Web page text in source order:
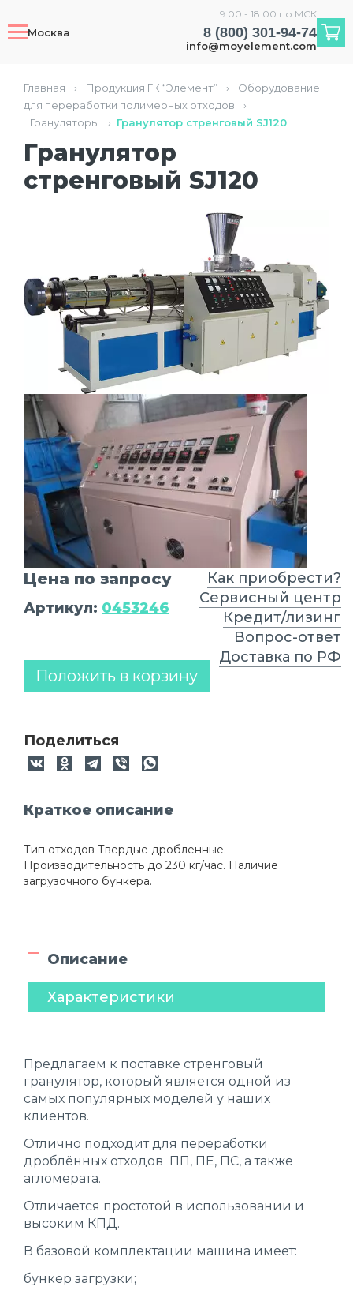
Москва
9:00 - 18:00 по МСК
8 (800) 301-94-74
info@moyelement.com
Главная › Продукция ГК “Элемент” ›
Оборудование
для переработки полимерных отходов
›
Грануляторы
› Гранулятор стренговый SJ120
Гранулятор
стренговый SJ120
Цена по запросу
Артикул: 0453246
Положить в корзину
Поделиться
Краткое описание
Тип отходов Твердые дробленные.
Производительность до 230 кг/час. Наличие
загрузочного бункера.
Как приобрести?
Сервисный центр
Кредит/лизинг
Вопрос-ответ
Доставка по РФ
Описание
Характеристики
Предлагаем к поставке стренговый
гранулятор, который является одной из
самых популярных моделей у наших
клиентов.
Отлично подходит для переработки
дроблённых отходов ПП, ПЕ, ПС, а также
агломерата.
Отличается простотой в использовании и
высоким КПД.
В базовой комплектации машина имеет:
бункер загрузки;